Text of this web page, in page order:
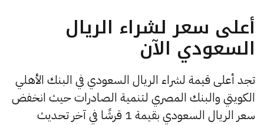
أعلى سعر لشراء الريال
السعودي الآن
تجد أعلى قيمة لشراء الريال السعودي في البنك الأهلي
الكويتي والبنك المصري لتنمية الصادرات حيث انخفض
سعر الريال السعودي بقيمة 1 قرشًا في آخر تحديث